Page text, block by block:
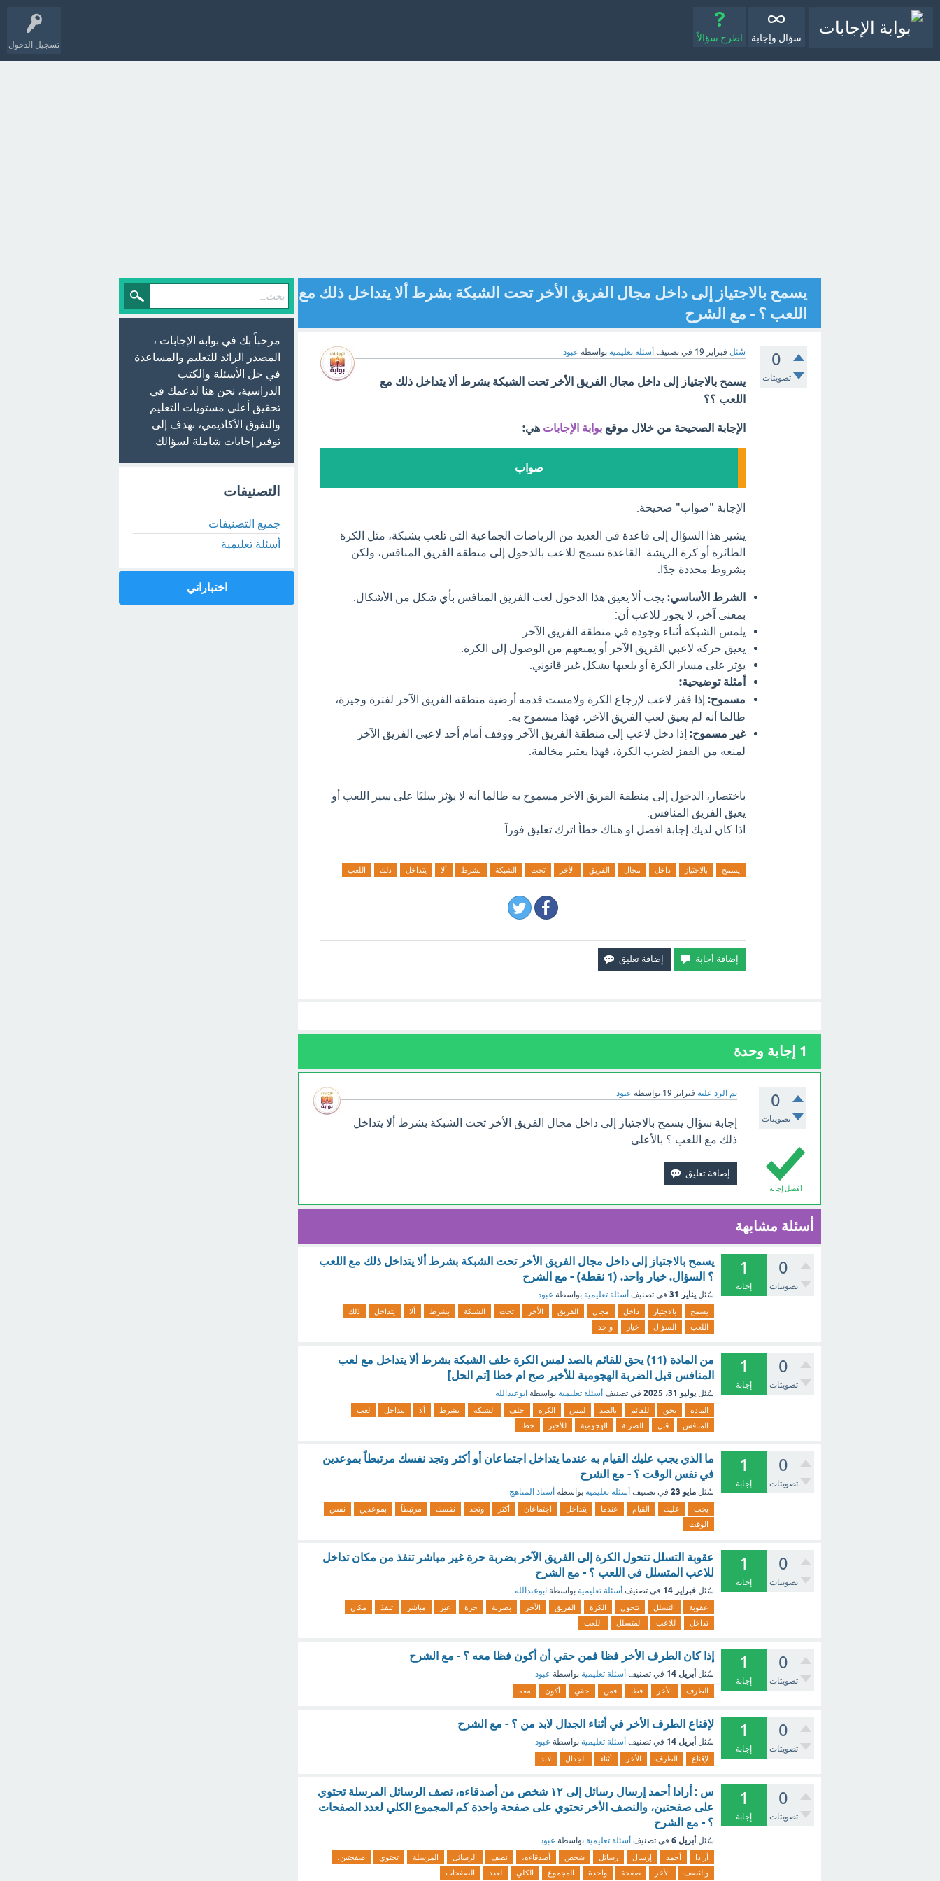
تسجيل الدخول
سؤال وإجابة اطرح سؤالاً
يسمح بالاجتياز إلى داخل مجال الفريق الأخر تحت الشبكة بشرط ألا يتداخل ذلك مع
اللعب ؟ - مع الشرح
0
تصويتات
سُئل فبراير 19 في تصنيف أسئلة تعليمية بواسطة عبود
يسمح بالاجتياز إلى داخل مجال الفريق الأخر تحت الشبكة بشرط ألا يتداخل ذلك مع
اللعب ؟؟
الإجابة الصحيحة من خلال موقع بوابة الإجابات هي:
صواب
الإجابة "صواب" صحيحة.
يشير هذا السؤال إلى قاعدة في العديد من الرياضات الجماعية التي تلعب بشبكة، مثل الكرة
الطائرة أو كرة الريشة. القاعدة تسمح للاعب بالدخول إلى منطقة الفريق المنافس، ولكن
بشروط محددة جدًا.
الشرط الأساسي: يجب ألا يعيق هذا الدخول لعب الفريق المنافس بأي شكل من الأشكال.
بمعنى آخر، لا يجوز للاعب أن:
يلمس الشبكة أثناء وجوده في منطقة الفريق الآخر.
يعيق حركة لاعبي الفريق الآخر أو يمنعهم من الوصول إلى الكرة.
يؤثر على مسار الكرة أو يلعبها بشكل غير قانوني.
أمثلة توضيحية:
مسموح: إذا قفز لاعب لإرجاع الكرة ولامست قدمه أرضية منطقة الفريق الآخر لفترة وجيزة،
طالما أنه لم يعيق لعب الفريق الآخر، فهذا مسموح به.
غير مسموح: إذا دخل لاعب إلى منطقة الفريق الآخر ووقف أمام أحد لاعبي الفريق الآخر
لمنعه من القفز لضرب الكرة، فهذا يعتبر مخالفة.
باختصار، الدخول إلى منطقة الفريق الآخر مسموح به طالما أنه لا يؤثر سلبًا على سير اللعب أو
يعيق الفريق المنافس.
اذا كان لديك إجابة افضل او هناك خطأ اترك تعليق فورآ.
يسمح بالاجتياز داخل مجال الفريق الأخر تحت الشبكة بشرط ألا يتداخل ذلك اللعب
1 إجابة وحدة
0
تصويتات
تم الرد عليه فبراير 19 بواسطة عبود
أفضل إجابة
إجابة سؤال يسمح بالاجتياز إلى داخل مجال الفريق الأخر تحت الشبكة بشرط ألا يتداخل
ذلك مع اللعب ؟ بالأعلى.
أسئلة مشابهة
0
تصويتات
1
إجابة
يسمح بالاجتياز إلى داخل مجال الفريق الأخر تحت الشبكة بشرط ألا يتداخل ذلك مع اللعب
؟ السؤال. خيار واحد. (1 نقطة) - مع الشرح
سُئل يناير 31 في تصنيف أسئلة تعليمية بواسطة عبود
يسمح بالاجتياز داخل مجال الفريق الأخر تحت الشبكة بشرط ألا يتداخل
ذلك
اللعب
السؤال خيار واحد
0
تصويتات
1
إجابة
من المادة (11) يحق للقائم بالصد لمس الكرة خلف الشبكة بشرط ألا يتداخل مع لعب
المنافس قبل الضربة الهجومية للأخير صح ام خطا [تم الحل]
سُئل يوليو 31، 2025 في تصنيف أسئلة تعليمية بواسطة ابوعبدالله
المادة يحق للقائم بالصد لمس الكرة خلف الشبكة بشرط ألا يتداخل
لعب
المنافس
قبل الضربة الهجومية للأخير خطا
0
تصويتات
1
إجابة
ما الذي يجب عليك القيام به عندما يتداخل اجتماعان أو أكثر وتجد نفسك مرتبطاً بموعدين
في نفس الوقت ؟ - مع الشرح
سُئل مايو 23 في تصنيف أسئلة تعليمية بواسطة أستاذ المناهج
يجب عليك القيام عندما يتداخل اجتماعان أكثر وتجد نفسك مرتبطاً بموعدين
نفس
الوقت
0
تصويتات
1
إجابة
عقوبة التسلل تتحول الكرة إلى الفريق الآخر بضربة حرة غير مباشر تنفذ من مكان تداخل
للاعب المتسلل في اللعب ؟ - مع الشرح
سُئل فبراير 14 في تصنيف أسئلة تعليمية بواسطة ابوعبدالله
عقوبة التسلل تتحول الكرة الفريق الآخر بضربة حرة غير مباشر تنفذ
مكان
تداخل
للاعب المتسلل اللعب
0
تصويتات
1
إجابة
إذا كان الطرف الأخر فظا فمن حقي أن أكون فظا معه ؟ - مع الشرح
سُئل أبريل 14 في تصنيف أسئلة تعليمية بواسطة عبود
الطرف الأخر فظا فمن حقي أكون معه
0
تصويتات
1
إجابة
لإقناع الطرف الأخر في أثناء الجدال لابد من ؟ - مع الشرح
سُئل أبريل 14 في تصنيف أسئلة تعليمية بواسطة عبود
لإقناع الطرف الأخر أثناء الجدال لابد
0
تصويتات
1
إجابة
س : أرادا أحمد إرسال رسائل إلى ١٢ شخص من أصدقاءه، نصف الرسائل المرسلة تحتوي
على صفحتين، والنصف الأخر تحتوي على صفحة واحدة كم المجموع الكلي لعدد الصفحات
؟ - مع الشرح
سُئل أبريل 6 في تصنيف أسئلة تعليمية بواسطة عبود
أرادا أحمد إرسال رسائل شخص أصدقاءه، نصف الرسائل المرسلة تحتوي
صفحتين،
والنصف
الأخر صفحة واحدة المجموع الكلي لعدد الصفحات
مرحباً بك في بوابة الإجابات ،
المصدر الرائد للتعليم والمساعدة
في حل الأسئلة والكتب
الدراسية، نحن هنا لدعمك في
تحقيق أعلى مستويات التعليم
والتفوق الأكاديمي، نهدف إلى
توفير إجابات شاملة لسؤالك
التصنيفات
جميع التصنيفات
أسئلة تعليمية
اختباراتي